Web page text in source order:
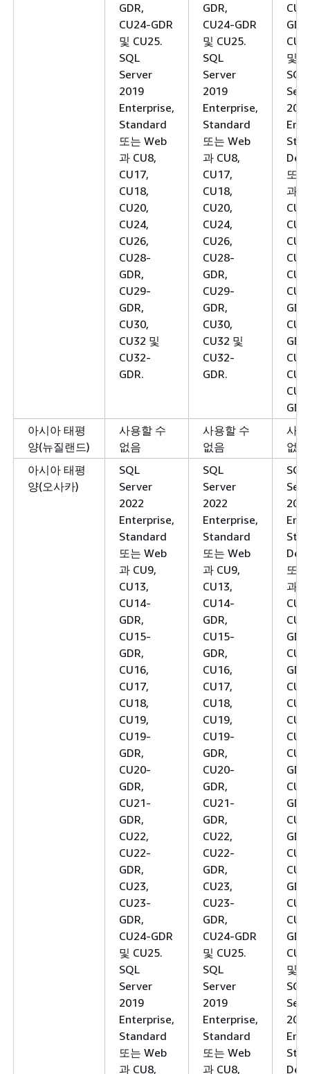
GDR,
CU24-GDR
및 CU25.
SQL
Server
2019
Enterprise,
Standard
또는 Web
과 CU8,
CU17,
CU18,
CU20,
CU24,
CU26,
CU28-
GDR,
CU29-
GDR,
CU30,
CU32 및
CU32-
GDR.
GDR,
CU24-GDR
및 CU25.
SQL
Server
2019
Enterprise,
Standard
또는 Web
과 CU8,
CU17,
CU18,
CU20,
CU24,
CU26,
CU28-
GDR,
CU29-
GDR,
CU30,
CU32 및
CU32-
GDR.
및
SQL
또
과
아시아 태평
양(뉴질랜드)
사용할 수
없음
사용할 수
없음
사
없음
아시아 태평
양(오사카)
SQL
Server
2022
Enterprise,
Standard
또는 Web
과 CU9,
CU13,
CU14-
GDR,
CU15-
GDR,
CU16,
CU17,
CU18,
CU19,
CU19-
GDR,
CU20-
GDR,
CU21-
GDR,
CU22,
CU22-
GDR,
CU23,
CU23-
GDR,
CU24-GDR
및 CU25.
SQL
Server
2019
Enterprise,
Standard
또는 Web
과 CU8,
SQL
Server
2022
Enterprise,
Standard
또는 Web
과 CU9,
CU13,
CU14-
GDR,
CU15-
GDR,
CU16,
CU17,
CU18,
CU19,
CU19-
GDR,
CU20-
GDR,
CU21-
GDR,
CU22,
CU22-
GDR,
CU23,
CU23-
GDR,
CU24-GDR
및 CU25.
SQL
Server
2019
Enterprise,
Standard
또는 Web
과 CU8,
SQL
또
과
및
SQL